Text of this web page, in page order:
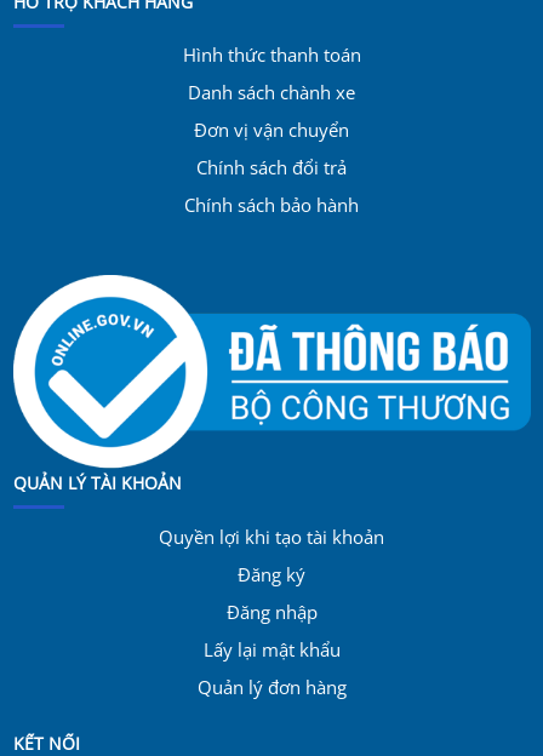
Hình thức thanh toán
Danh sách chành xe
Đơn vị vận chuyển
Chính sách đổi trả
Chính sách bảo hành
QUẢN LÝ TÀI KHOẢN
Quyền lợi khi tạo tài khoản
Đăng ký
Đăng nhập
Lấy lại mật khẩu
Quản lý đơn hàng
KẾT NỐI